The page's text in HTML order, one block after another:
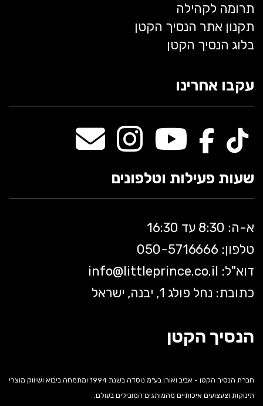
תרומה לקהילה
תקנון אתר הנסיך הקטן
בלוג הנסיך הקטן
עקבו אחרינו
שעות פעילות וטלפונים
א-ה: 8:30 עד 16:30
טלפון: 050-5 716666
דוא"ל:
info@littleprince.co.il
כתובת: נחל פולג 1, יבנה, ישראל
הנסיך הקטן
חברת הנסיך הקטן - אביב ואורן בע"מ נוסדה בשנת 1994 ומתמחה ביבוא ושיווק מוצרי
תינוקות וצעצועים איכותיים מהמותגים המובילים בעולם.